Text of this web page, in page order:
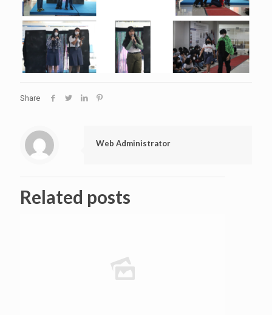
Share
Web Administrator
Related posts